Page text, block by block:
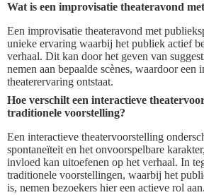
Wat is een improvisatie theateravond
Een improvisatie theateravond met
unieke ervaring waarbij het publiek actief
verhaal. Dit kan door het geven van
nemen aan bepaalde scènes, waardoor een
theaterervaring ontstaat.
Hoe verschilt een interactieve
traditionele voorstelling?
Een interactieve theatervoorstelling
spontaneïteit en het onvoorspelbare
invloed kan uitoefenen op het verhaal. In
traditionele voorstellingen, waarbij het
is, nemen bezoekers hier een actieve rol aan.